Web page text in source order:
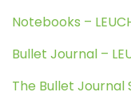
Notebooks –
Bullet Journal –
The Bullet Journal